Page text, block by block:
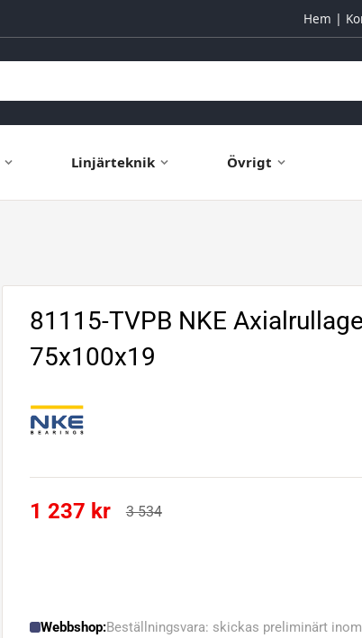
Hem
Linjärteknik Övrigt
81115-TVPB NKE
75x100x19
1 237 kr 3 534
Webbshop:Beställningsvara: skickas preliminärt